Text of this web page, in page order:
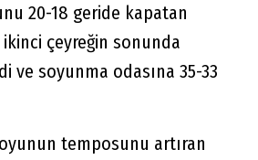
20-18 geride kapatan
çeyreğin sonunda
ve soyunma odasına 35-33
temposunu artıran